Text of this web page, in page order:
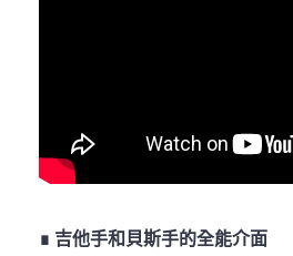
∎ 吉他手和貝斯手的全能介面